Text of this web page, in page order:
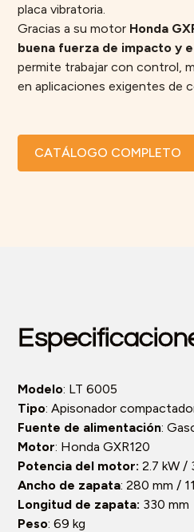
placa vibratoria.
Gracias a su motor Honda
buena fuerza de impacto y
permite trabajar con control,
en aplicaciones exigentes de
CATÁLOGO COMPLETO
Modelo: LT 6005
Tipo: Apisonador
Fuente de alimentación:
Motor: Honda GXR120
Potencia del motor: 2.7 kW /
Ancho de zapata: 280 mm /
Longitud de zapata: 330 mm
Peso: 69 kg